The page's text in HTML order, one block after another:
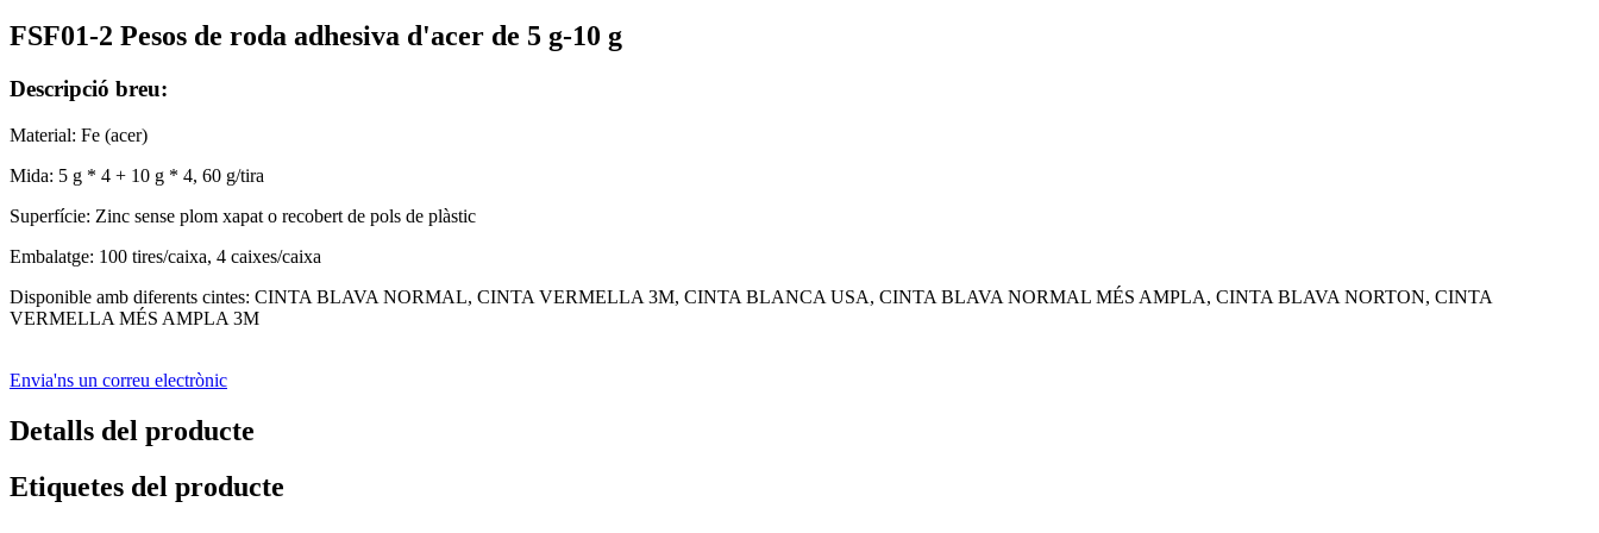
FSF01-2 Pesos de roda adhesiva d'acer de 5 g-10 g
Descripció breu:
Material: Fe (acer)
Mida: 5 g * 4 + 10 g * 4, 60 g/tira
Superfície: Zinc sense plom xapat o recobert de pols de plàstic
Embalatge: 100 tires/caixa, 4 caixes/caixa
Disponible amb diferents cintes: CINTA BLAVA NORMAL, CINTA VERMELLA 3M, CINTA BLANCA USA, CINTA BLAVA NORMAL MÉS AMPLA, CINTA BLAVA NORTON, CINTA
VERMELLA MÉS AMPLA 3M
Envia'ns un correu electrònic
Detalls del producte
Etiquetes del producte